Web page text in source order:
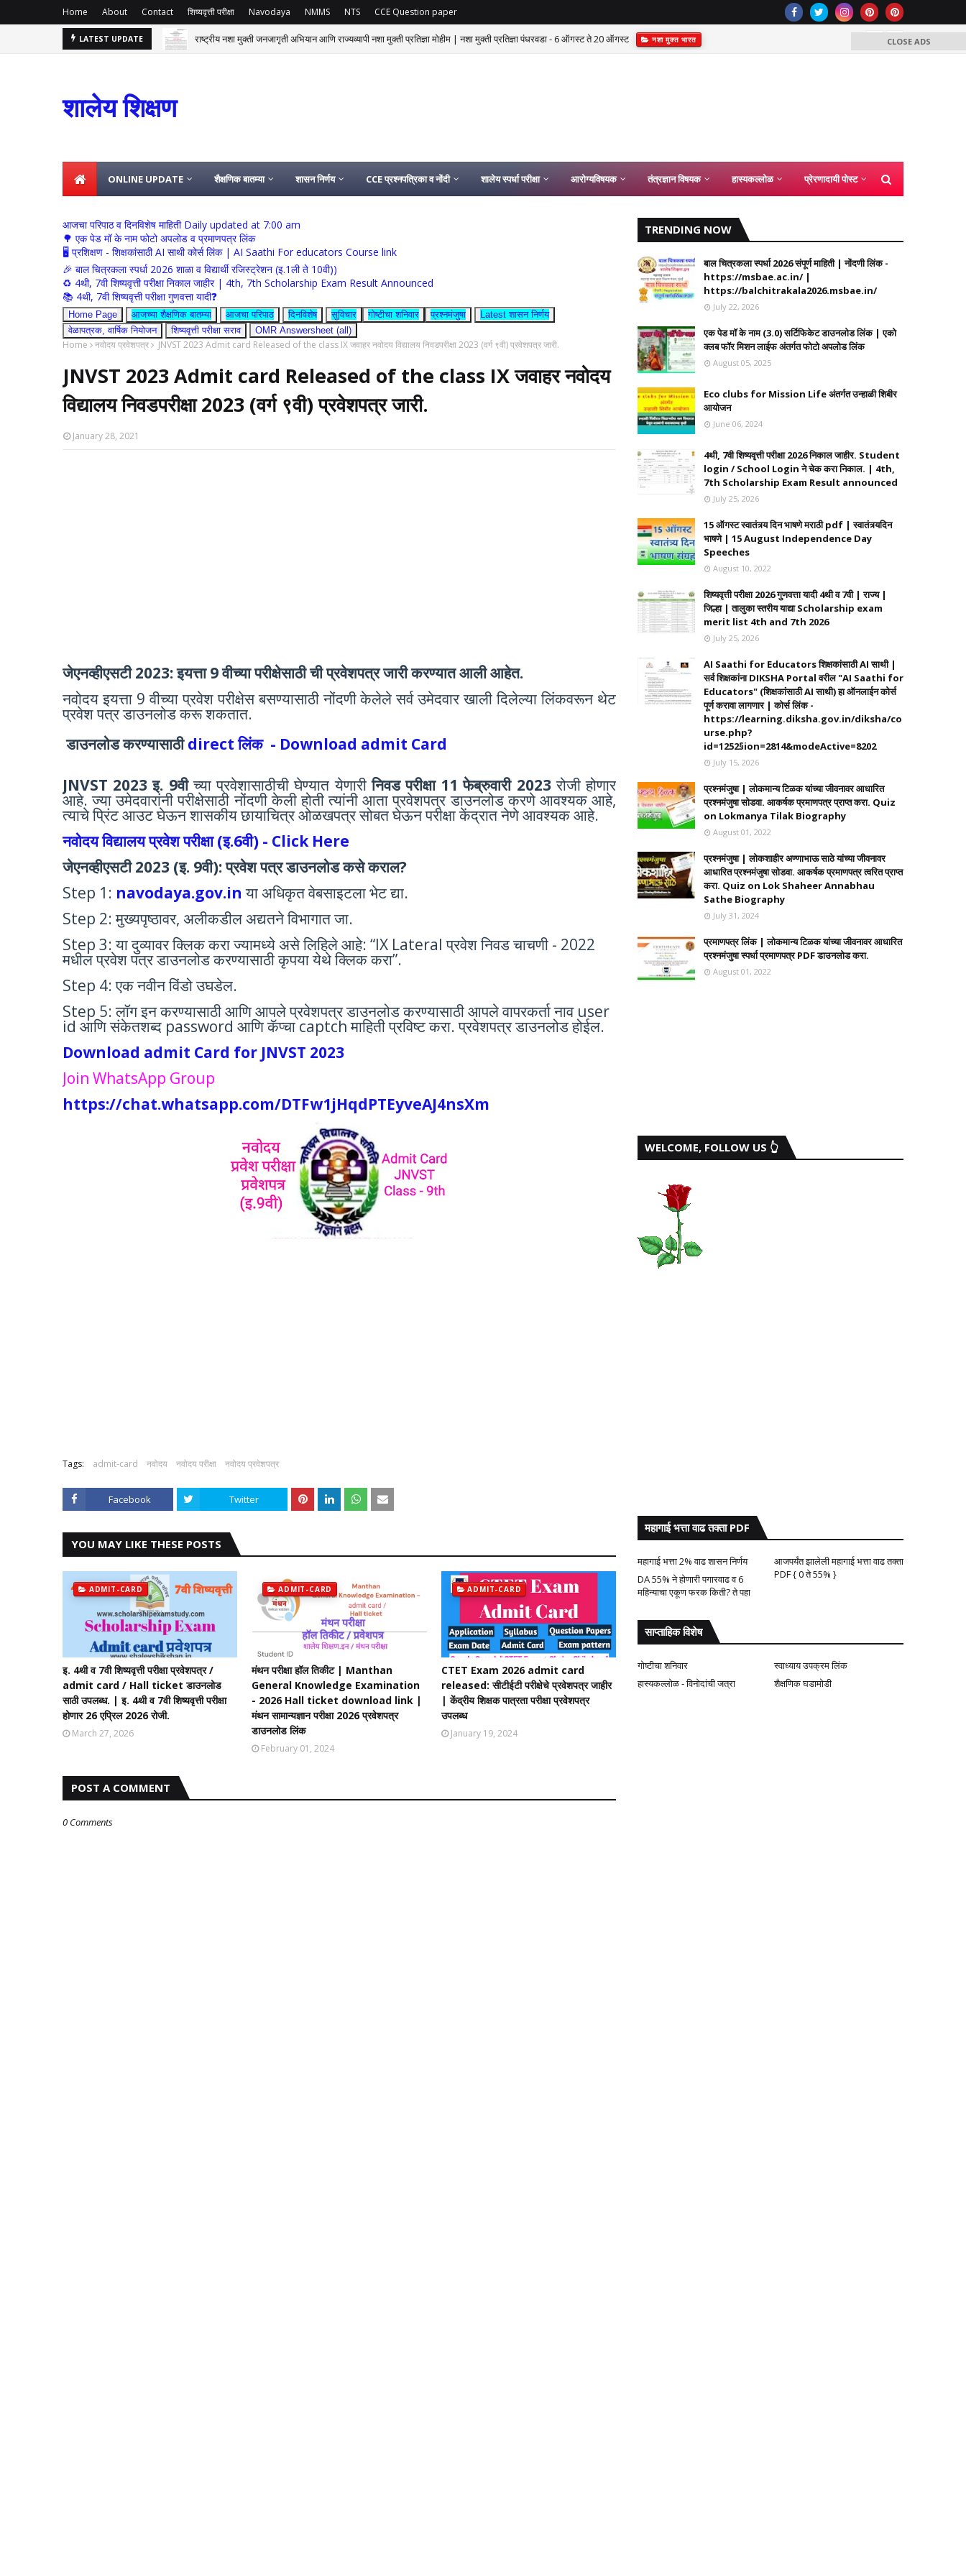
Home About Contact शिष्यवृत्ती परीक्षा Navodaya NMMS NTS CCE Question paper
LATEST UPDATE राष्ट्रीय नशा मुक्ती जनजागृती अभियान आणि राज्यव्यापी नशा मुक्ती प्रतिज्ञा मोहीम | नशा मुक्ती प्रतिज्ञा पंधरवडा - 6 ऑगस्ट ते 20 ऑगस्ट नशा मुक्त भारत
शालेय शिक्षण
ONLINE UPDATE शैक्षणिक बातम्या शासन निर्णय CCE प्रश्नपत्रिका व नोंदी शालेय स्पर्धा परीक्षा आरोग्यविषयक तंत्रज्ञान विषयक हास्यकल्लोळ प्रेरणादायी पोस्ट
आजचा परिपाठ व दिनविशेष माहिती Daily updated at 7:00 am
🌳 एक पेड मॉ के नाम फोटो अपलोड व प्रमाणपत्र लिंक
🖥 प्रशिक्षण - शिक्षकांसाठी AI साथी कोर्स लिंक | AI Saathi For educators Course link
🎉 बाल चित्रकला स्पर्धा 2026 शाळा व विद्यार्थी रजिस्ट्रेशन (इ.1ली ते 10वी))
♻️ 4थी, 7वी शिष्यवृत्ती परीक्षा निकाल जाहीर | 4th, 7th Scholarship Exam Result Announced
📚 4थी, 7वी शिष्यवृत्ती परीक्षा गुणवत्ता यादी❓
Home Page आजच्या शैक्षणिक बातम्या आजचा परिपाठ दिनविशेष सुविचार गोष्टीचा शनिवार प्रश्नमंजुषा
Latest शासन निर्णय
वेळापत्रक, वार्षिक नियोजन
शिष्यवृत्ती परीक्षा सराव OMR Answersheet (all)
Home नवोदय प्रवेशपत्र JNVST 2023 Admit card Released of the class IX जवाहर नवोदय विद्यालय निवडपरीक्षा 2023 (वर्ग ९वी) प्रवेशपत्र जारी.
JNVST 2023 Admit card Released of the class IX जवाहर नवोदय
विद्यालय निवडपरीक्षा 2023 (वर्ग ९वी) प्रवेशपत्र जारी.
January 28, 2021
जेएनव्हीएसटी 2023: इयत्ता 9 वीच्या परीक्षेसाठी ची प्रवेशपत्र जारी करण्यात आली आहेत.
नवोदय इयत्ता 9 वीच्या प्रवेश परीक्षेस बसण्यासाठी नोंदणी केलेले सर्व उमेदवार खाली दिलेल्या लिंकवरून थेट
प्रवेश पत्र डाउनलोड करू शकतात.
डाउनलोड करण्यासाठीdirect लिंक - Download admit Card
JNVST 2023 इ. 9वीच्या प्रवेशासाठीची घेण्यात येणारीनिवड परीक्षा 11 फेब्रुवारी 2023रोजी होणार
आहे. ज्या उमेदवारांनी परीक्षेसाठी नोंदणी केली होती त्यांनी आता प्रवेशपत्र डाउनलोड करणे आवश्यक आहे,
त्याचे प्रिंट आउट घेऊन शासकीय छायाचित्र ओळखपत्र सोबत घेऊन परीक्षा केंद्रात नेणे आवश्यक आहे.
नवोदय विद्यालय प्रवेश परीक्षा (इ.6वी) - Click Here
जेएनव्हीएसटी 2023 (इ. 9वी): प्रवेश पत्र डाउनलोड कसे कराल?
Step 1: navodaya.gov.in या अधिकृत वेबसाइटला भेट द्या.
Step 2: मुख्यपृष्ठावर, अलीकडील अद्यतने विभागात जा.
Step 3: या दुव्यावर क्लिक करा ज्यामध्ये असे लिहिले आहे: “IX Lateral प्रवेश निवड चाचणी - 2022
मधील प्रवेश पत्र डाउनलोड करण्यासाठी कृपया येथे क्लिक करा”.
Step 4: एक नवीन विंडो उघडेल.
Step 5: लॉग इन करण्यासाठी आणि आपले प्रवेशपत्र डाउनलोड करण्यासाठी आपले वापरकर्ता नाव user
id आणि संकेतशब्द password आणि कॅप्चा captch माहिती प्रविष्ट करा. प्रवेशपत्र डाउनलोड होईल.
Download admit Card for JNVST 2023
Join WhatsApp Group
https://chat.whatsapp.com/DTFw1jHqdPTEyveAJ4nsXm
Tags: admit-card नवोदय नवोदय परीक्षा नवोदय प्रवेशपत्र
Facebook Twitter
YOU MAY LIKE THESE POSTS
ADMIT-CARD
इ. 4थी व 7वी शिष्यवृत्ती परीक्षा प्रवेशपत्र /
admit card / Hall ticket डाउनलोड
साठी उपलब्ध. | इ. 4थी व 7वी शिष्यवृत्ती परीक्षा
होणार 26 एप्रिल 2026 रोजी.
March 27, 2026
ADMIT-CARD
मंथन परीक्षा हॉल तिकीट | Manthan
General Knowledge Examination
- 2026 Hall ticket download link |
मंथन सामान्यज्ञान परीक्षा 2026 प्रवेशपत्र
डाउनलोड लिंक
February 01, 2024
ADMIT-CARD
CTET Exam 2026 admit card
released: सीटीईटी परीक्षेचे प्रवेशपत्र जाहीर
| केंद्रीय शिक्षक पात्रता परीक्षा प्रवेशपत्र
उपलब्ध
January 19, 2024
POST A COMMENT
0 Comments
TRENDING NOW
बाल चित्रकला स्पर्धा 2026 संपूर्ण माहिती | नोंदणी लिंक -
https://msbae.ac.in/ |
https://balchitrakala2026.msbae.in/
July 22, 2026
एक पेड मॉ के नाम (3.0) सर्टिफिकेट डाउनलोड लिंक | एको
क्लब फॉर मिशन लाईफ अंतर्गत फोटो अपलोड लिंक
August 05, 2025
Eco clubs for Mission Life अंतर्गत उन्हाळी शिबीर
आयोजन
June 06, 2024
4थी, 7वी शिष्यवृत्ती परीक्षा 2026 निकाल जाहीर. Student
login / School Login ने चेक करा निकाल. | 4th,
7th Scholarship Exam Result announced
July 25, 2026
15 ऑगस्ट स्वातंत्र्य दिन भाषणे मराठी pdf | स्वातंत्र्यदिन
भाषणे | 15 August Independence Day
Speeches
August 10, 2022
शिष्यवृत्ती परीक्षा 2026 गुणवत्ता यादी 4थी व 7वी | राज्य |
जिल्हा | तालुका स्तरीय याद्या Scholarship exam
merit list 4th and 7th 2026
July 25, 2026
AI Saathi for Educators शिक्षकांसाठी AI साथी |
सर्व शिक्षकांना DIKSHA Portal वरील "AI Saathi for
Educators" (शिक्षकांसाठी AI साथी) हा ऑनलाईन कोर्स
पूर्ण करावा लागणार | कोर्स लिंक -
https://learning.diksha.gov.in/diksha/co
urse.php?
id=1252§ion=2814&modeActive=8202
July 15, 2026
प्रश्नमंजुषा | लोकमान्य टिळक यांच्या जीवनावर आधारित
प्रश्नमंजुषा सोडवा. आकर्षक प्रमाणपत्र प्राप्त करा. Quiz
on Lokmanya Tilak Biography
August 01, 2022
प्रश्नमंजुषा | लोकशाहीर अण्णाभाऊ साठे यांच्या जीवनावर
आधारित प्रश्नमंजुषा सोडवा. आकर्षक प्रमाणपत्र त्वरित प्राप्त
करा. Quiz on Lok Shaheer Annabhau
Sathe Biography
July 31, 2024
प्रमाणपत्र लिंक | लोकमान्य टिळक यांच्या जीवनावर आधारित
प्रश्नमंजुषा स्पर्धा प्रमाणपत्र PDF डाउनलोड करा.
August 01, 2022
WELCOME, FOLLOW US 👆
महागाई भत्ता वाढ तक्ता PDF
महागाई भत्ता 2% वाढ शासन निर्णय
आजपर्यंत झालेली महागाई भत्ता वाढ तक्ता
PDF { 0 ते 55% }
DA 55% ने होणारी पगारवाढ व 6
महिन्याचा एकूण फरक किती? ते पहा
साप्ताहिक विशेष
गोष्टीचा शनिवार
स्वाध्याय उपक्रम लिंक
हास्यकल्लोळ - विनोदांची जत्रा
शैक्षणिक घडामोडी
CLOSE ADS